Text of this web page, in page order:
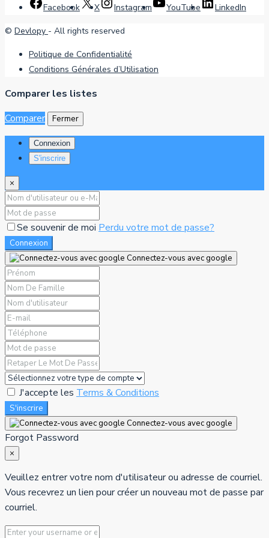
Facebook X Instagram YouTube LinkedIn
© Devlopy - All rights reserved
Politique de Confidentialité
Conditions Générales d’Utilisation
Comparer les listes
Comparer
Fermer
Connexion
S'inscrire
×
Se souvenir de moi Perdu votre mot de passe?
Connexion
Connectez-vous avec google
J'accepte les Terms & Conditions
S'inscrire
Connectez-vous avec google
Forgot Password
×
Veuillez entrer votre nom d'utilisateur ou adresse de courriel.
Vous recevrez un lien pour créer un nouveau mot de passe par
courriel.